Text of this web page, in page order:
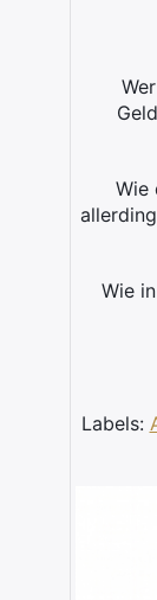
Wie
Wie
Labels: